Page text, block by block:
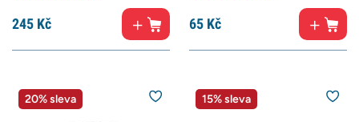
245 Kč 65 Kč
20% sleva 15% sleva